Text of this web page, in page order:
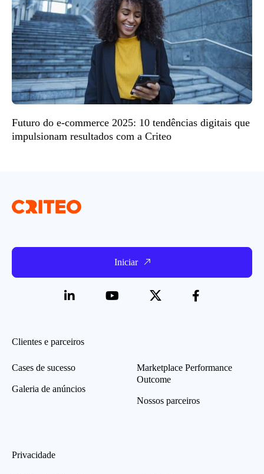
Futuro do e-commerce 2025: 10 tendências digitais que
impulsionam resultados com a Criteo
Iniciar
Clientes e parceiros
Cases de sucesso
Galeria de anúncios
Marketplace Performance
Outcome
Nossos parceiros
Privacidade